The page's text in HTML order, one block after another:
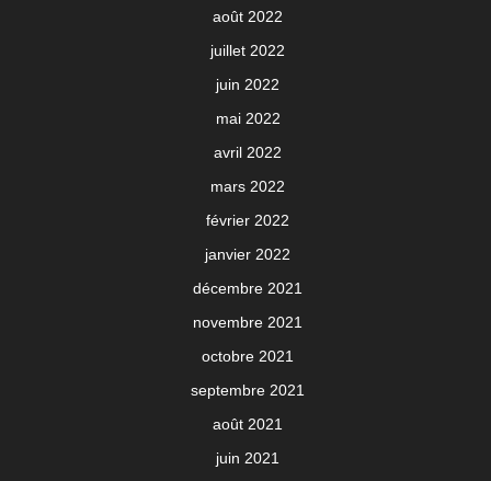
août 2022
juillet 2022
juin 2022
mai 2022
avril 2022
mars 2022
février 2022
janvier 2022
décembre 2021
novembre 2021
octobre 2021
septembre 2021
août 2021
juin 2021